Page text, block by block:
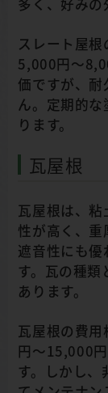
多く、好みの
スレート屋
5,000円～
価ですが、耐
ん。定期的
ります。
瓦屋根
瓦屋根は、粘
性が高く、重
遮音性にも優
す。瓦の種
あります。
瓦屋根の費
円～15,000
す。しかし